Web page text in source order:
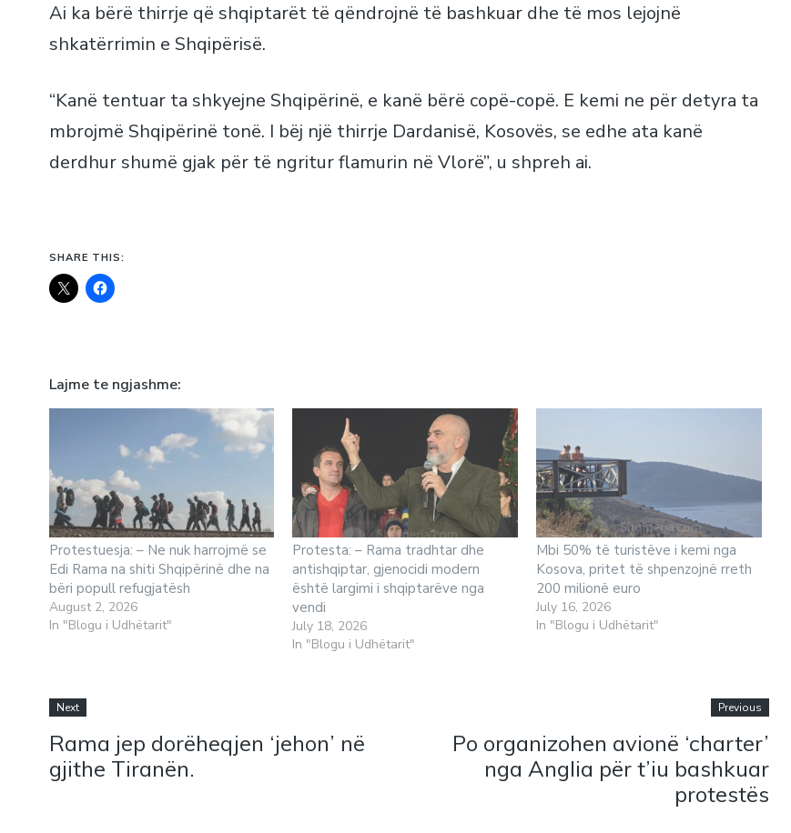
Ai ka bërë thirrje që shqiptarët të qëndrojnë të bashkuar dhe të mos lejojnë
shkatërrimin e Shqipërisë.
“Kanë tentuar ta shkyejne Shqipërinë, e kanë bërë copë-copë. E kemi ne për detyra ta
mbrojmë Shqipërinë tonë. I bëj një thirrje Dardanisë, Kosovës, se edhe ata kanë
derdhur shumë gjak për të ngritur flamurin në Vlorë”, u shpreh ai.
SHARE THIS:
Lajme te ngjashme
Protestuesja: – Ne nuk harrojmë se
Edi Rama na shiti Shqipërinë dhe na
bëri popull refugjatësh
August 2, 2026
In "Blogu i Udhëtarit"
Protesta: – Rama tradhtar dhe
antishqiptar, gjenocidi modern
është largimi i shqiptarëve nga
vendi
July 18, 2026
In "Blogu i Udhëtarit"
Mbi 50% të turistëve i kemi nga
Kosova, pritet të shpenzojnë rreth
200 milionë euro
July 16, 2026
In "Blogu i Udhëtarit"
Next
Rama jep dorëheqjen ‘jehon’ në
gjithe Tiranën.
Previous
Po organizohen avionë ‘charter’
nga Anglia për t’iu bashkuar
protestës